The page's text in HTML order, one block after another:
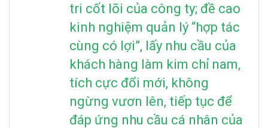
tri cốt lõi của công ty; đề cao
kinh nghiệm quản lý “hợp tác
cùng có lợi”, lấy nhu cầu của
khách hàng làm kim chỉ nam,
tích cực đổi mới, không
ngừng vươn lên, tiếp tục để
đáp ứng nhu cầu cá nhân của